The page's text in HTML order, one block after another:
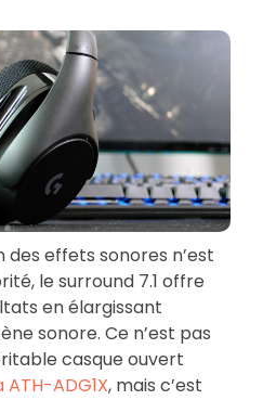
des effets sonores n’est
le surround 7.1 offre
en élargissant
sonore. Ce n’est pas
casque ouvert
ADG1X, mais c’est